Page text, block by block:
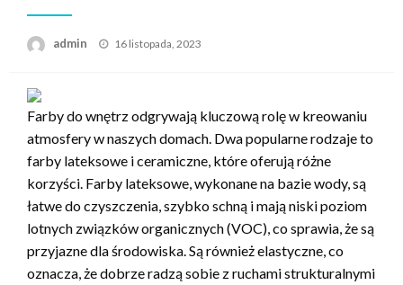
admin
Opublikowane
16 listopada, 2023
Farby do wnętrz odgrywają kluczową rolę w kreowaniu
atmosfery w naszych domach. Dwa popularne rodzaje to
farby lateksowe i ceramiczne, które oferują różne
korzyści. Farby lateksowe, wykonane na bazie wody, są
łatwe do czyszczenia, szybko schną i mają niski poziom
lotnych związków organicznych (VOC), co sprawia, że są
przyjazne dla środowiska. Są również elastyczne, co
oznacza, że dobrze radzą sobie z ruchami strukturalnymi